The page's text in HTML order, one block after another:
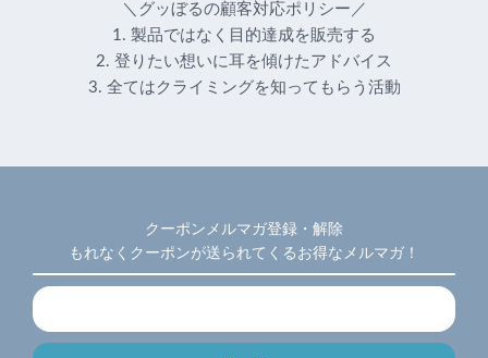
＼グッぼるの顧客対応ポリシー／
1. 製品ではなく目的達成を販売する
2. 登りたい想いに耳を傾けたアドバイス
3. 全てはクライミングを知ってもらう活動
クーポンメルマガ登録・解除
もれなくクーポンが送られてくるお得なメルマガ！